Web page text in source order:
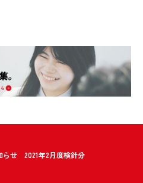
らせ 2021年2月度検針分